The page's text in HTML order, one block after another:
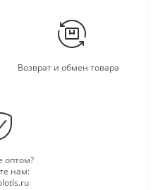
Возврат и обмен товара
оптом?
нам: